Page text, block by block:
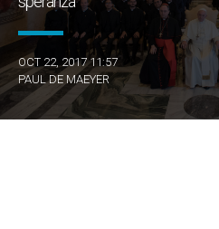
OCT 22, 2017 11:57
PAUL DE MAEYER